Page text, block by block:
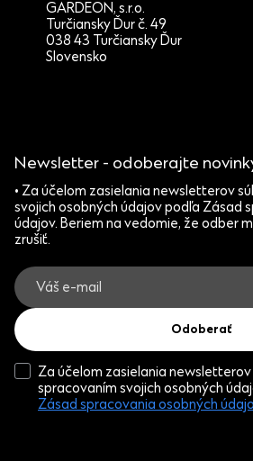
GARDEON, s.r.o.
Turčiansky Ďur č. 49
038 43 Turčiansky Ďur
Slovensko
Newsletter - odoberajte
• Za účelom zasielania newsletterov
svojich osobných údajov podľa Zásad
údajov. Beriem na vedomie, že odber
zrušiť.
Odoberať
Za účelom zasielania newsletterov
spracovaním svojich osobných
Zásad spracovania osobných